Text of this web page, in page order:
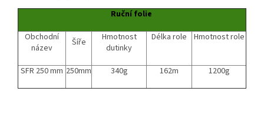
Ruční folie
Obchodní
název
Šíře
Hmotnost
dutinky
Délka role Hmotnost role
SFR 250 mm 250mm 340g 162m 1200g